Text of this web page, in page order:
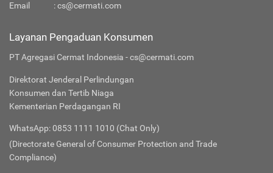
Email
:cs@cermati.com
Layanan Pengaduan Konsumen
PT Agregasi Cermat Indonesia - cs@cermati.com
Direktorat Jenderal Perlindungan
Konsumen dan Tertib Niaga
Kementerian Perdagangan RI
WhatsApp: 0853 1111 1010 (Chat Only)
(Directorate General of Consumer Protection and Trade
Compliance)